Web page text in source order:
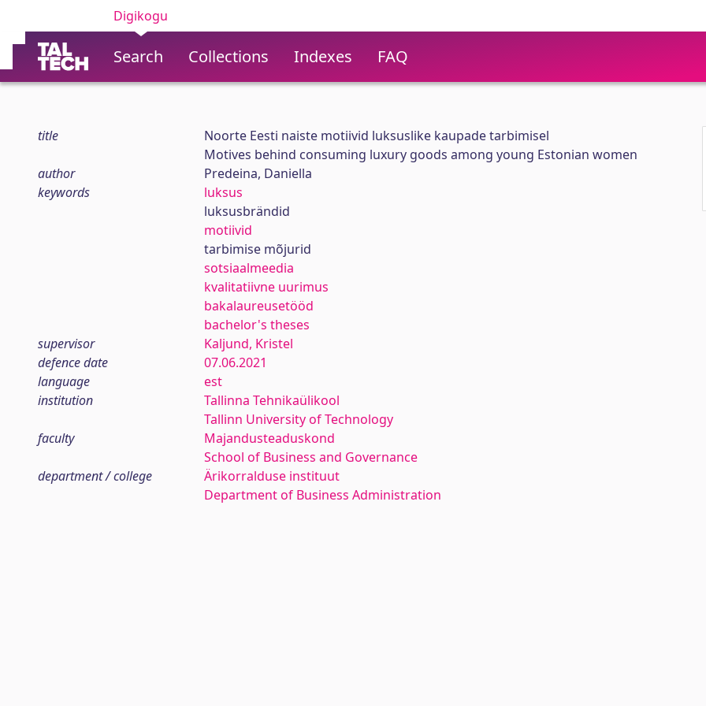
Digikogu
Search Collections Indexes FAQ
title
Noorte Eesti naiste motiivid luksuslike kaupade tarbimisel
Motives behind consuming luxury goods among young Estonian women
author
Predeina, Daniella
keywords
luksus
luksusbrändid
motiivid
tarbimise mõjurid
sotsiaalmeedia
kvalitatiivne uurimus
bakalaureusetööd
bachelor's theses
supervisor
Kaljund, Kristel
defence date
07.06.2021
language
est
institution
Tallinna Tehnikaülikool
Tallinn University of Technology
faculty
Majandusteaduskond
School of Business and Governance
department / college
Ärikorralduse instituut
Department of Business Administration